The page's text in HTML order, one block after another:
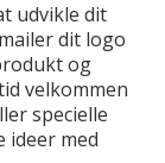
udvikle dit
dit logo
og
velkommen
specielle
ideer med